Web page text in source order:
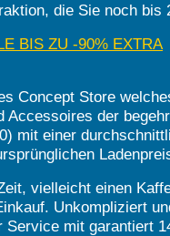
die Sie noch bis
BIS ZU -90% EXTRA
Concept Store
Accessoires der
mit einer
vielleicht einen
Unkompliziert
Service mit garantiert